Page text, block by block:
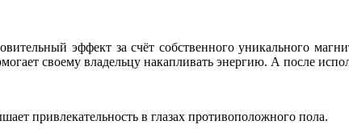
эффект за счёт собственного уникального
своему владельцу накапливать энергию. А после
привлекательность в глазах противоположного пола.